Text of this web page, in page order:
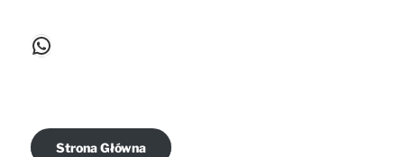
WhatsApp
Strona Główna